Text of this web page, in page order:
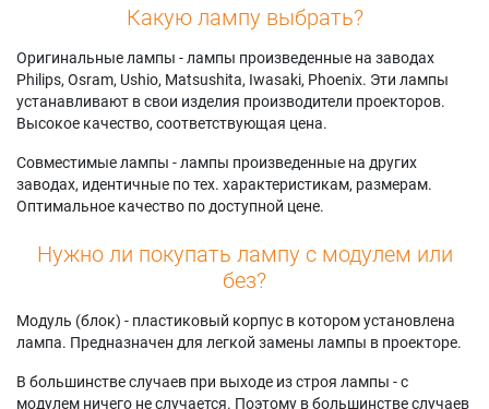
Какую лампу выбрать?
Оригинальные лампы - лампы произведенные на заводах
Philips, Osram, Ushio, Matsushita, Iwasaki, Phoenix. Эти лампы
устанавливают в свои изделия производители проекторов.
Высокое качество, соответствующая цена.
Совместимые лампы - лампы произведенные на других
заводах, идентичные по тех. характеристикам, размерам.
Оптимальное качество по доступной цене.
Нужно ли покупать лампу с модулем или
без?
Модуль (блок) - пластиковый корпус в котором установлена
лампа. Предназначен для легкой замены лампы в проекторе.
В большинстве случаев при выходе из строя лампы - с
модулем ничего не случается. Поэтому в большинстве случаев